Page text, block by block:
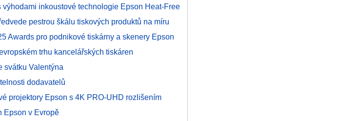
výhodami inkoustové technologie Epson Heat-Free
pestrou škálu tiskových produktů na míru
Awards pro podnikové tiskárny a skenery Epson
trhu kancelářských tiskáren
svátku Valentýna
dodavatelů
projektory Epson s 4K PRO-UHD rozlišením
Epson v Evropě